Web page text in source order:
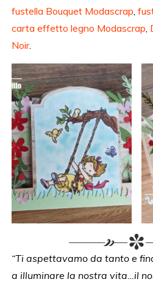
fustella Bouquet Modascrap ,
carta effetto legno Modascrap
Noir.
“Ti aspettavamo da tanto e
a illuminare la nostra vita…il